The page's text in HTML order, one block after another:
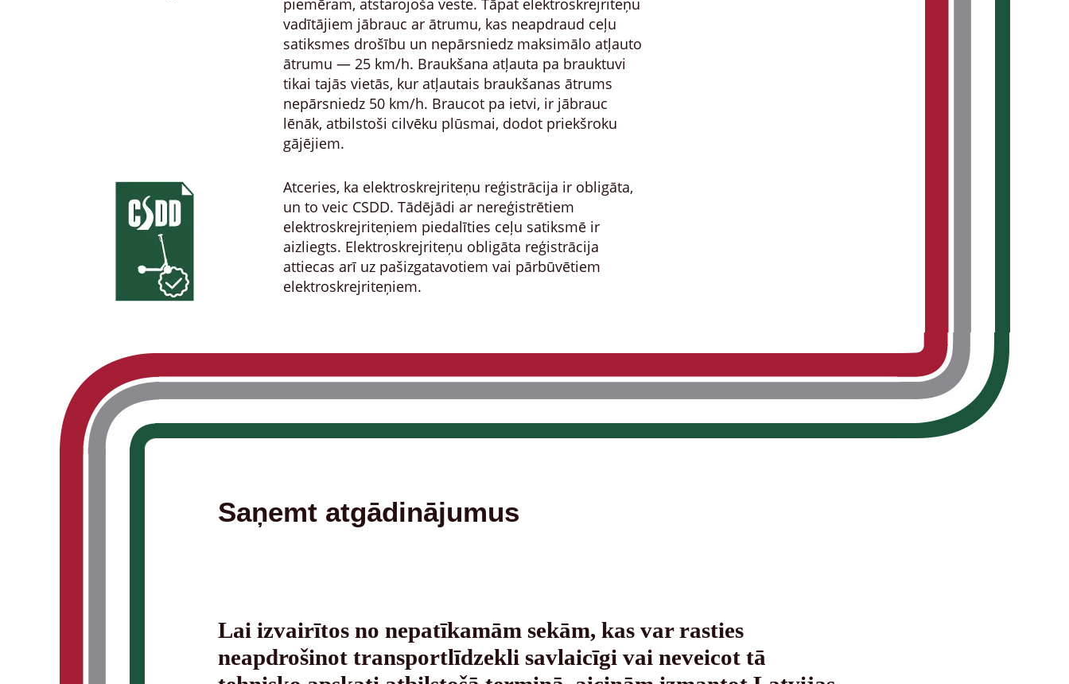
vadītājiem jābrauc ar ātrumu, kas neapdraud ceļu
satiksmes drošību un nepārsniedz maksimālo atļauto
ātrumu — 25 km/h. Braukšana atļauta pa brauktuvi
tikai tajās vietās, kur atļautais braukšanas ātrums
nepārsniedz 50 km/h. Braucot pa ietvi, ir jābrauc
lēnāk, atbilstoši cilvēku plūsmai, dodot priekšroku
gājējiem.
Atceries, ka elektroskrejriteņu reģistrācija ir obligāta,
un to veic CSDD. Tādējādi ar nereģistrētiem
elektroskrejriteņiem piedalīties ceļu satiksmē ir
aizliegts. Elektroskrejriteņu obligāta reģistrācija
attiecas arī uz pašizgatavotiem vai pārbūvētiem
elektroskrejriteņiem.
Saņemt atgādinājumus
Lai izvairītos no nepatīkamām sekām, kas var rasties
neapdrošinot transportlīdzekli savlaicīgi vai neveicot tā